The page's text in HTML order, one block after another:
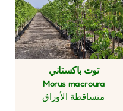
توت باكستاني
Morus macroura
متساقطة الأوراق